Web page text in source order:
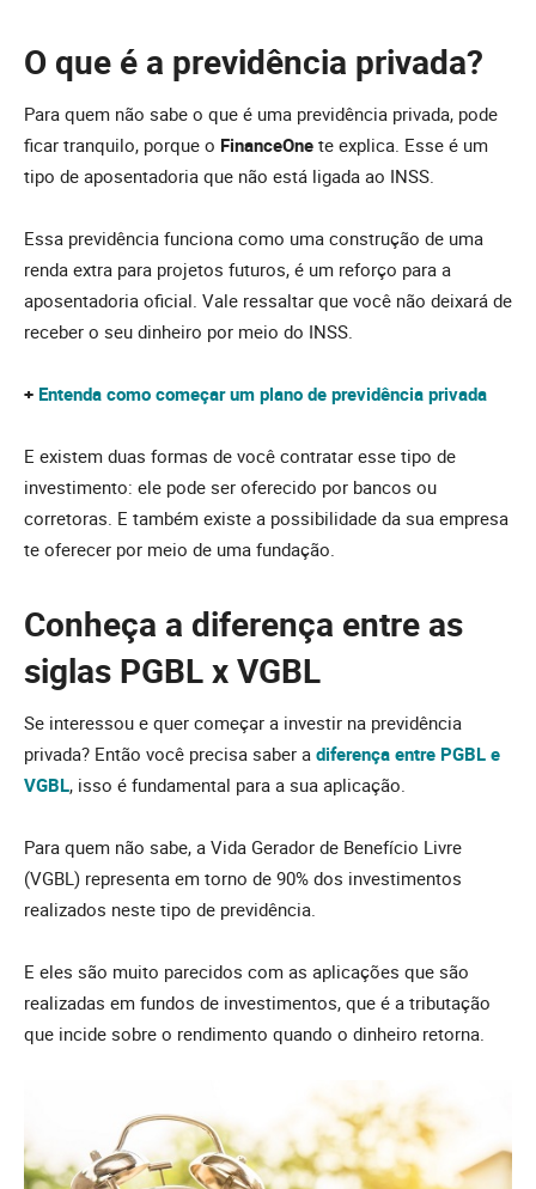
O que é a previdência privada?
Para quem não sabe o que é uma previdência privada, pode
ficar tranquilo, porque o FinanceOne te explica. Esse é um
tipo de aposentadoria que não está ligada ao INSS.
Essa previdência funciona como uma construção de uma
renda extra para projetos futuros, é um reforço para a
aposentadoria oficial. Vale ressaltar que você não deixará de
receber o seu dinheiro por meio do INSS.
+ Entenda como começar um plano de previdência privada
E existem duas formas de você contratar esse tipo de
investimento: ele pode ser oferecido por bancos ou
corretoras. E também existe a possibilidade da sua empresa
te oferecer por meio de uma fundação.
Conheça a diferença entre as
siglas PGBL x VGBL
Se interessou e quer começar a investir na previdência
privada? Então você precisa saber a diferença entre PGBL e
VGBL, isso é fundamental para a sua aplicação.
Para quem não sabe, a Vida Gerador de Benefício Livre
(VGBL) representa em torno de 90% dos investimentos
realizados neste tipo de previdência.
E eles são muito parecidos com as aplicações que são
realizadas em fundos de investimentos, que é a tributação
que incide sobre o rendimento quando o dinheiro retorna.